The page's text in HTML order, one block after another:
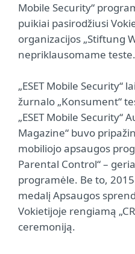
Mobile Security“
puikiai pasirodžiusi
organizacijos „Stiftung
nepriklausomame teste.
„ESET Mobile Security“
žurnalo „Konsument“
„ESET Mobile Security“
Magazine“ buvo
mobiliojo apsaugos
Parental Control“ –
programėle. Be to,
medalį Apsaugos
Vokietijoje rengiamą
ceremoniją.